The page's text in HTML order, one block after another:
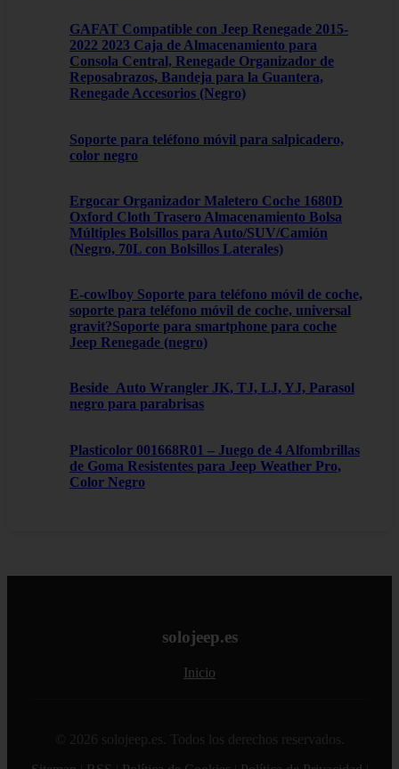
GAFAT Compatible con Jeep Renegade 2015-
2022 2023 Caja de Almacenamiento para
Consola Central, Renegade Organizador de
Reposabrazos, Bandeja para la Guantera,
Renegade Accesorios (Negro)
Soporte para teléfono móvil para salpicadero,
color negro
Ergocar Organizador Maletero Coche 1680D
Oxford Cloth Trasero Almacenamiento Bolsa
Múltiples Bolsillos para Auto/SUV/Camión
(Negro, 70L con Bolsillos Laterales)
E-cowlboy Soporte para teléfono móvil de coche,
soporte para teléfono móvil de coche, universal
gravit?Soporte para smartphone para coche
Jeep Renegade (negro)
Beside_Auto Wrangler JK, TJ, LJ, YJ, Parasol
negro para parabrisas
Plasticolor 001668R01 – Juego de 4 Alfombrillas
de Goma Resistentes para Jeep Weather Pro,
Color Negro
solojeep.es
Inicio
© 2026 solojeep.es. Todos los derechos reservados.